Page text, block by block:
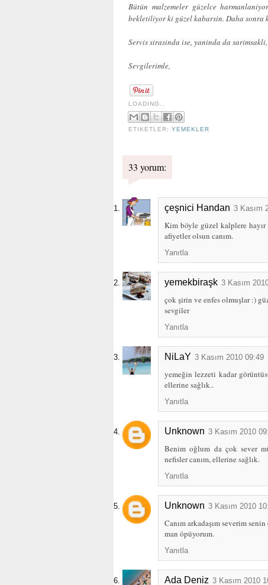
Bütün malzemeler güzelce
bekletiliyor ki güzel kabarsin. Daha
Servis sirasinda ise, yaninda da
Sevgilerimle,
LOADING..
ETIKETLER:YEMEKLER
33 yorum:
çeşnici Handan 3 Kasım
Kim böyle güzel kalplere
afiyetler olsun canım.
Yanıtla
yemekbiraşk 3 Kasım
çok şirin ve enfes olmuşlar :)
sevgiler
Yanıtla
NiLaY 3 Kasım 2010 09:49
yemeğin lezzeti kadar
ellerine sağlık..
Yanıtla
Unknown 3 Kasım 2010
Benim oğlum da çok sever
nefisler canım, ellerine sağlık.
Yanıtla
Unknown 3 Kasım 2010
Canım arkadaşım severim
man öpüyorum.
Yanıtla
Ada Deniz 3 Kasım 2010